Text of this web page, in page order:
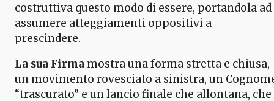
costruttiva questo modo di essere, portandola ad
assumere atteggiamenti oppositivi a
prescindere.
La sua Firma mostra una forma stretta e chiusa,
un movimento rovesciato a sinistra, un
“trascurato” e un lancio finale che allontana, che